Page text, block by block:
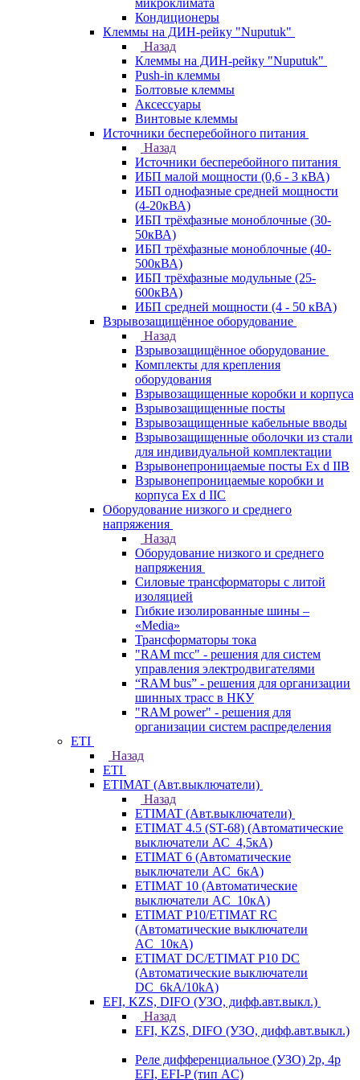
микроклимата
Кондиционеры
Клеммы на ДИН-рейку "Nuputuk"
Назад
Клеммы на ДИН-рейку "Nuputuk"
Push-in клеммы
Болтовые клеммы
Аксессуары
Винтовые клеммы
Источники бесперебойного питания
Назад
Источники бесперебойного питания
ИБП малой мощности (0,6 - 3 кВА)
ИБП однофазные средней мощности
(4-20кВА)
ИБП трёхфазные моноблочные (30-
50кВА)
ИБП трёхфазные моноблочные (40-
500кВА)
ИБП трёхфазные модульные (25-
600кВА)
ИБП средней мощности (4 - 50 кВА)
Взрывозащищённое оборудование
Назад
Взрывозащищённое оборудование
Комплекты для крепления
оборудования
Взрывозащищенные коробки и корпуса
Взрывозащищенные посты
Взрывозащищенные кабельные вводы
Взрывозащищенные оболочки из стали
для индивидуальной комплектации
Взрывонепроницаемые посты Ex d IIB
Взрывонепроницаемые коробки и
корпуса Ex d IIС
Оборудование низкого и среднего
напряжения
Назад
Оборудование низкого и среднего
напряжения
Силовые трансформаторы с литой
изоляцией
Гибкие изолированные шины –
«Media»
Трансформаторы тока
"RAM mcc" - решения для систем
управления электродвигателями
“RAM bus” - решения для организации
шинных трасс в НКУ
"RAM power" - решения для
организации систем распределения
ETI
Назад
ETI
ETIMAT (Авт.выключатели)
Назад
ETIMAT (Авт.выключатели)
ETIMAT 4.5 (ST-68) (Автоматические
выключатели АС_4,5кА)
ETIMAT 6 (Автоматические
выключатели AC_6кА)
ETIMAT 10 (Автоматические
выключатели AC_10кА)
ETIMAT P10/ETIMAT RC
(Автоматические выключатели
AC_10кА)
ETIMAT DC/ETIMAT P10 DC
(Автоматические выключатели
DC_6kA/10kA)
EFI, KZS, DIFO (УЗО, дифф.авт.выкл.)
Назад
EFI, KZS, DIFO (УЗО, дифф.авт.выкл.)
Реле дифференциальное (УЗО) 2р, 4р
EFI, EFI-P (тип AС)